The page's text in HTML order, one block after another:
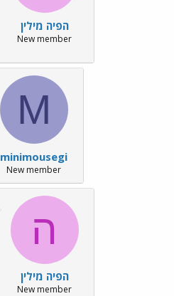
הפיה מילין
New member
M
minimousegi
New member
ה
הפיה מילין
New member